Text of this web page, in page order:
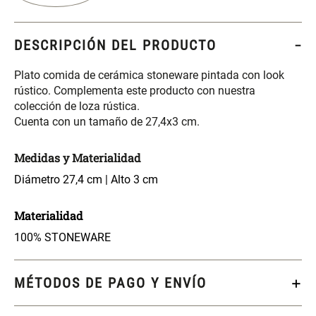
DESCRIPCIÓN DEL PRODUCTO
Plato comida de cerámica stoneware pintada con look
rústico. Complementa este producto con nuestra
colección de loza rústica.
Cuenta con un tamaño de 27,4x3 cm.
Medidas y Materialidad
Diámetro 27,4 cm | Alto 3 cm
Materialidad
100% STONEWARE
MÉTODOS DE PAGO Y ENVÍO
S/ 349.00S/ 261.00
Set Sábanas Algodón satín 240
S/ 169.00
Almohada Memory + Gel
S/ 124.00
S/ 69.90
Comoda Bambú con Puertas 80
x 33 x 80 cm
Plumón Pluma Set 2 Almohadas Hollow